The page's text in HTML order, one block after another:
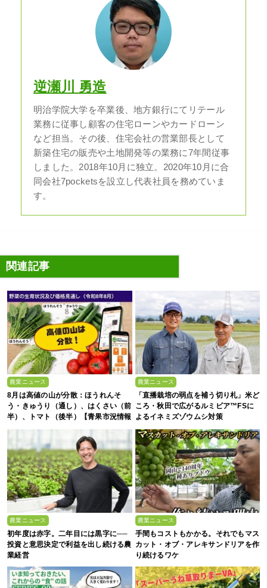
逆瀬川 勇造
明治学院大学を卒業後、地方銀行にてリテール
業務に従事し顧客の住宅ローンやカードローン
など担当。その後、住宅会社の営業部長として
新築住宅の販売や土地開発等の業務に7年間従事
しました。2018年10月に独立。2020年10月に合
同会社7pocketsを設立し代表社員を務めていま
す。
関連記事
農業ニュース
8月は高値の山が分散：ほうれんそ
う・きゅうり（通し）、はくさい（前
半）、トマト（後半）【青果市況情報
アプリ「YAOYASAN」】
農業ニュース
「直播栽培の弱点を補う切り札」米ど
ころ・秋田で広がるルミビア™FSに
よるイネミズゾウムシ対策
農業ニュース
初年度は赤字。二年目には黒字に──
投資と意思決定で利益を出し続ける農
業経営
農業ニュース
手間もコストもかかる。それでもマス
カット・オブ・アレキサンドリアを作
り続けるワケ